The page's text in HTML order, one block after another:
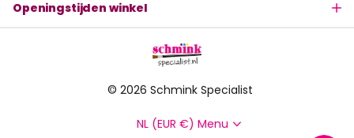
Openingstijden winkel
© 2026 Schmink Specialist
NL (EUR €) Menu